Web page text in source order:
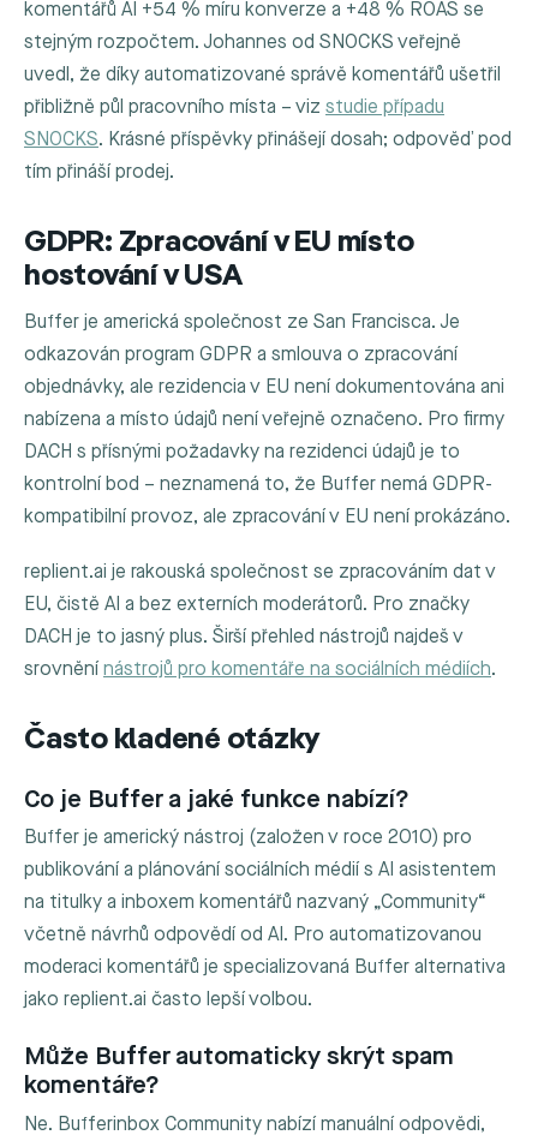
komentářů AI +54 % míru konverze a +48 % ROAS se
stejným rozpočtem. Johannes od SNOCKS veřejně
uvedl, že díky automatizované správě komentářů ušetřil
přibližně půl pracovního místa – viz studie případu
SNOCKS. Krásné příspěvky přinášejí dosah; odpověď pod
tím přináší prodej.
GDPR: Zpracování v EU místo
hostování v USA
Buffer je americká společnost ze San Francisca. Je
odkazován program GDPR a smlouva o zpracování
objednávky, ale rezidencia v EU není dokumentována ani
nabízena a místo údajů není veřejně označeno. Pro firmy
DACH s přísnými požadavky na rezidenci údajů je to
kontrolní bod – neznamená to, že Buffer nemá GDPR-
kompatibilní provoz, ale zpracování v EU není prokázáno.
replient.ai je rakouská společnost se zpracováním dat v
EU, čistě AI a bez externích moderátorů. Pro značky
DACH je to jasný plus. Širší přehled nástrojů najdeš v
srovnění nástrojů pro komentáře na sociálních médiích.
Často kladené otázky
Co je Buffer a jaké funkce nabízí?
Buffer je americký nástroj (založen v roce 2010) pro
publikování a plánování sociálních médií s AI asistentem
na titulky a inboxem komentářů nazvaný „Community“
včetně návrhů odpovědí od AI. Pro automatizovanou
moderaci komentářů je specializovaná Buffer alternativa
jako replient.ai často lepší volbou.
Může Buffer automaticky skrýt spam
komentáře?
Ne. Bufferinbox Community nabízí manuální odpovědi,